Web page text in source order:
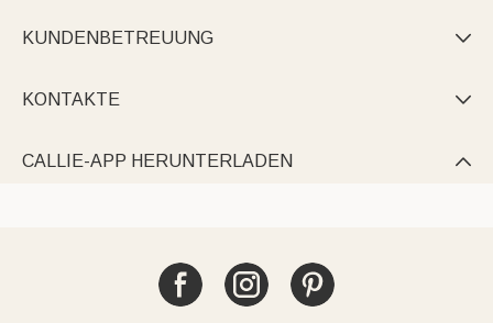
KUNDENBETREUUNG 
KONTAKTE 
CALLIE-APP HERUNTERLADEN 